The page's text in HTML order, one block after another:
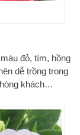
đỏ, tím, hồng
dễ trồng trong
khách…